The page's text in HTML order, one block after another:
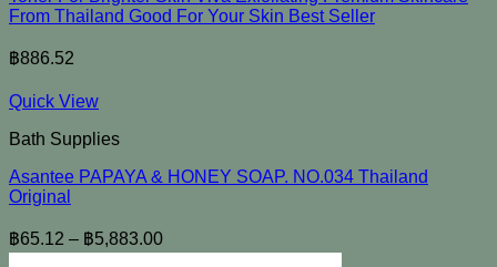
From Thailand Good For Your Skin Best Seller
฿886.52
Quick View
Bath Supplies
Asantee PAPAYA & HONEY SOAP. NO.034 Thailand
Original
฿65.12 – ฿5,883.00